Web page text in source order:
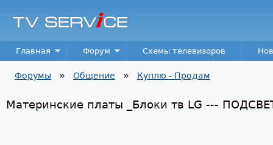
TV
Service
Main menu
Главная Форум Схемы телевизоров
Форумы » Общение » Куплю - Продам
Материнские платы _Блоки тв LG ---